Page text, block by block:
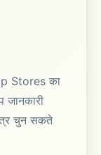
Stores का
चुन सकते